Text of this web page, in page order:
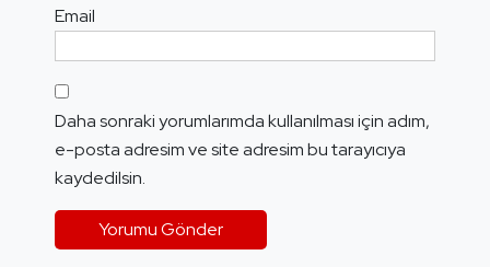
Email
Daha sonraki yorumlarımda kullanılması için adım,
e-posta adresim ve site adresim bu tarayıcıya
kaydedilsin.